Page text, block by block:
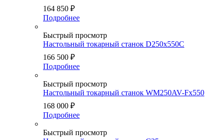
164 850 ₽
Подробнее
Быстрый просмотр
Настольный токарный станок D250x550C
166 500 ₽
Подробнее
Быстрый просмотр
Настольный токарный станок WM250AV-Fх550
168 000 ₽
Подробнее
Быстрый просмотр